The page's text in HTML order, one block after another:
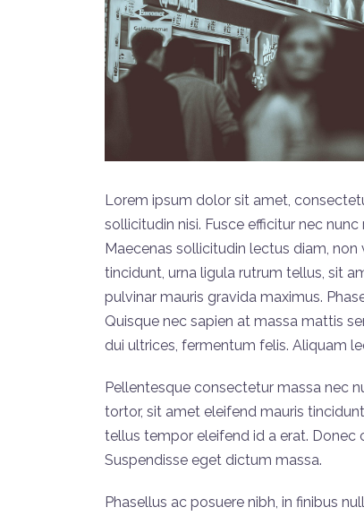
Lorem ipsum dolor sit amet,
sollicitudin nisi. Fusce efficitur nec
Maecenas sollicitudin lectus diam,
tincidunt, urna ligula rutrum tellus, sit
pulvinar mauris gravida maximus.
Quisque nec sapien at massa mattis
dui ultrices, fermentum felis. Aliquam
Pellentesque consectetur massa nec
tortor, sit amet eleifend mauris
tellus tempor eleifend id a erat. Donec
Suspendisse eget dictum massa.
Phasellus ac posuere nibh, in finibus